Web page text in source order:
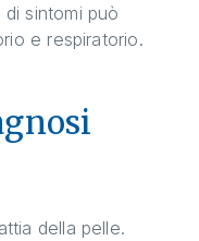
sintomi può
e respiratorio.
della pelle.